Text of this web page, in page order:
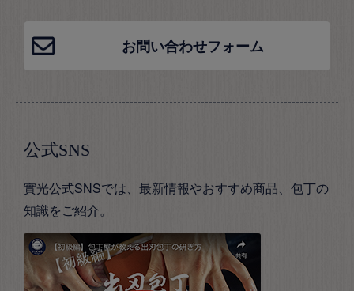
お問い合わせフォーム
公式SNS
實光公式SNSでは、最新情報やおすすめ商品、包丁の
知識をご紹介。